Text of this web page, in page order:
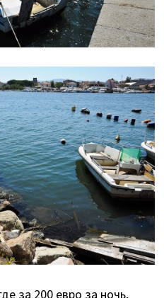
за 200 евро за ночь,